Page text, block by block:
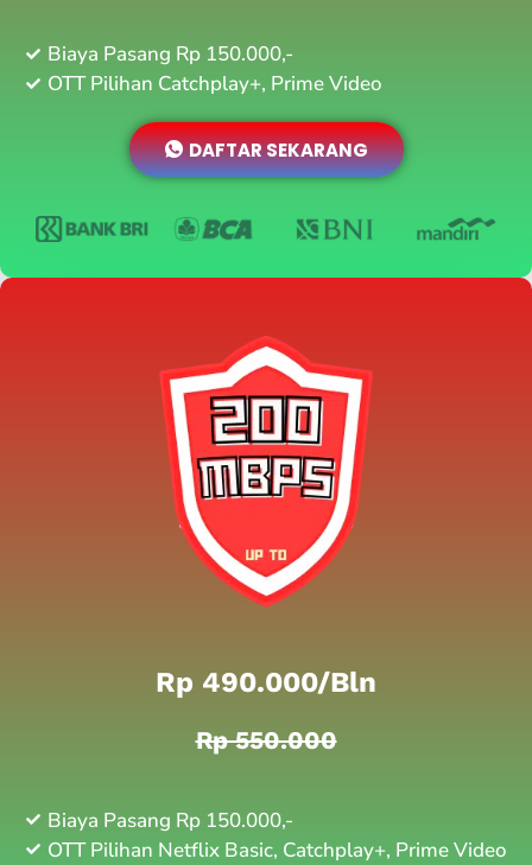
Biaya Pasang Rp 150.000,-
OTT Pilihan Catchplay+, Prime Video
DAFTAR SEKARANG
Rp 490.000/bln
Rp 550.000
Biaya Pasang Rp 150.000,-
OTT Pilihan Netflix Basic, Catchplay+, Prime Video